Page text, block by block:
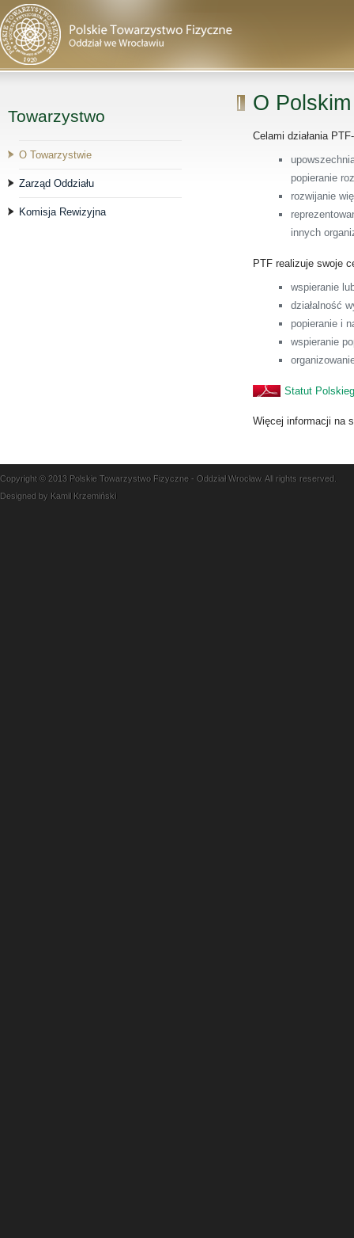
Towarzystwo
O Towarzystwie
Zarząd Oddziału
Komisja Rewizyjna
O
Celami działania
popieranie
rozwijanie
innych
PTF realizuje swoje
wspieranie
działalność
popieranie i
wspieranie
Statut
Więcej informacji na
Copyright © 2013 Polskie Towarzystwo Fizyczne - Oddział Wrocław. All rights reserved.
Designed by Kamil Krzemiński